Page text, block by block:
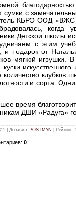
сумки с
КБРО ООД «ВЖС
когда
Детской школы
с этим
и подарок от
мягкой игрушки.
куски
количество клубков
и сорта.
время
ДШИ «Радуга»
| Добавил: POSTMAN Рейтинг:
: 0